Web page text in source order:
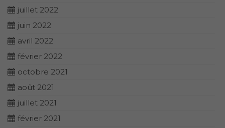
juillet 2022
juin 2022
avril 2022
février 2022
octobre 2021
août 2021
juillet 2021
février 2021